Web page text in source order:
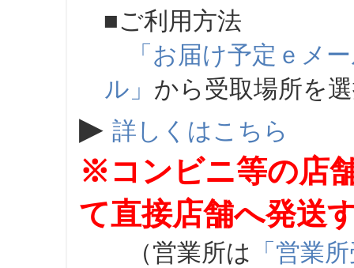
■ご利用方法
「お届け予定ｅメ
ル」 から受取場所を
▶ 詳しくはこちら
※コンビニ等の店
て直接店舗へ発送
（営業所は 「営業